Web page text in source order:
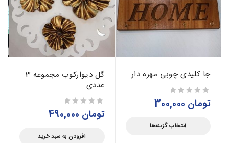
جا کلیدی چوبی مهره دار
تومان
انتخاب گزینه‌ها
گل دیوارکوب مجموعه 3
عددی
تومان
افزودن به سبد خرید